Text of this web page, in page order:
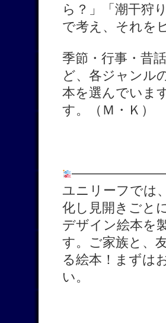
ら？」「潮干狩
で考え、それを
季節・行事・昔
ど、各ジャンル
本を選んでいま
す。（Ｍ・Ｋ）
ユニリーフでは
化し見開きごと
デザイン絵本を
す。ご家族と、
る絵本！まずは
い。